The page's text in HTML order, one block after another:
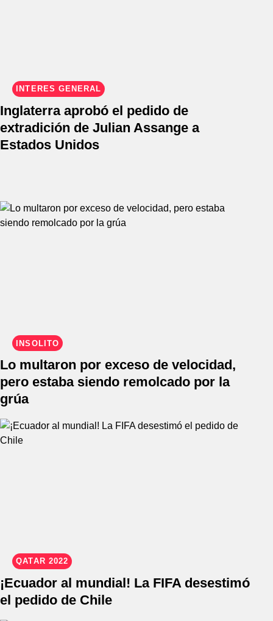
INTERÉS GENERAL
Inglaterra aprobó el pedido de
extradición de Julian Assange a
Estados Unidos
INSÓLITO
Lo multaron por exceso de velocidad,
pero estaba siendo remolcado por la
grúa
QATAR 2022
¡Ecuador al mundial! La FIFA desestimó
el pedido de Chile